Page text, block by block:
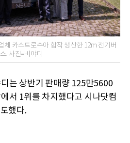
체 카스트로수아 합작 생산한 12m 전기버
스. 사진=비야디
는 상반기 판매량 125만5600
서 1위를 차지했다고 시나닷컴
했다.